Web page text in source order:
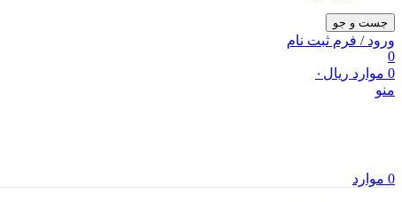
جست و جو
ورود / فرم ثبت نام
0
0 موارد ریال ۰
منو
0 موارد